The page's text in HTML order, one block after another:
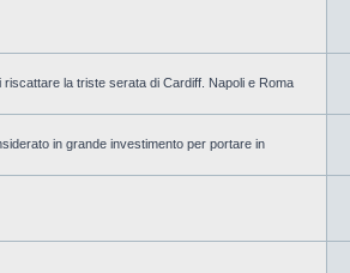
la triste serata di Cardiff. Napoli e Roma
in grande investimento per portare in